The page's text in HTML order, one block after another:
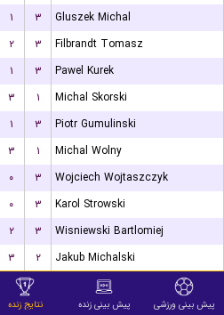
۱ ۳
Gluszek Michal
۲ ۳
Filbrandt Tomasz
۱ ۳
Pawel Kurek
۳ ۱
Michal Skorski
۱ ۳
Piotr Gumulinski
۳ ۱
Michal Wolny
۰ ۳
Wojciech Wojtaszczyk
۰ ۳
Karol Strowski
۲ ۳
Wisniewski Bartlomiej
۳ ۲
Jakub Michalski
Gluszek Michal
۰ ۳ Jakub Kuzmicz پیش بینی ورزشی پیش بینی زنده نتایج زنده